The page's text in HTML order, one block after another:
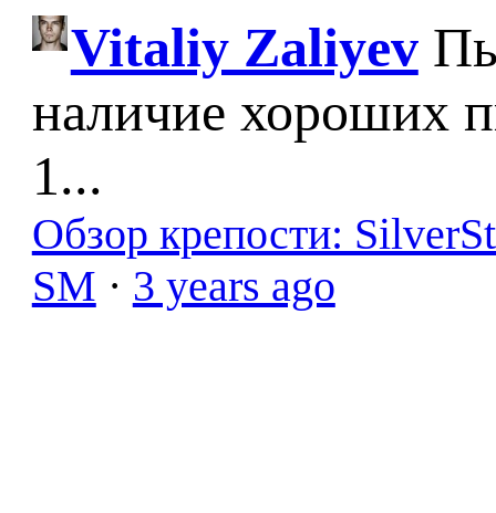
Vitaliy Zaliyev
наличие хороших
1...
Обзор крепости:
SM · 3 years ago